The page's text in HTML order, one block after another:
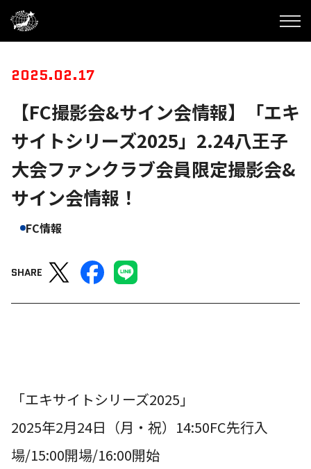
2025.02.17
【FC撮影会&サイン会情報】「エキ
サイトシリーズ2025」2.24八王子
大会ファンクラブ会員限定撮影会&
サイン会情報！
FC情報
SHARE
「エキサイトシリーズ2025」
2025年2月24日（月・祝）14:50FC先行入
場/15:00開場/16:00開始